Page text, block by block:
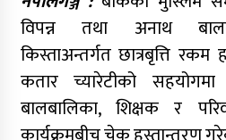
विपन्न तथा अनाथ
किस्ताअन्तर्गत छात्रबृत्ति
कतार च्यारेटीको
बालबालिका, शिक्षक र